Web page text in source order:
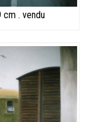
cm . vendu